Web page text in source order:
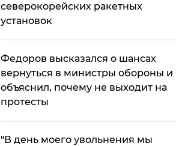
северокорейских ракетных
установок
Федоров высказался о шансах
вернуться в министры обороны и
объяснил, почему не выходит на
протесты
​"В день моего увольнения мы